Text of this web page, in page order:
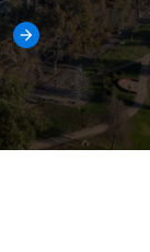
arrow_forward